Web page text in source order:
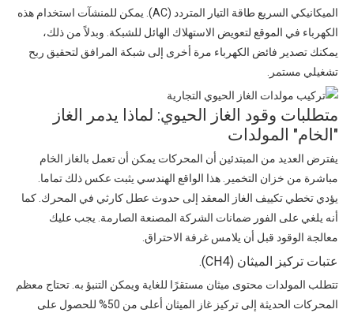
الميكانيكي السريع طاقة التيار المتردد (AC). يمكن للمنشآت استخدام هذه
الكهرباء في الموقع لتعويض الاستهلاك الهائل للشبكة. وبدلاً من ذلك،
يمكنك تصدير فائض الكهرباء مرة أخرى إلى شبكة المرافق لتحقيق ربح
تشغيلي مستمر.
متطلبات وقود الغاز الحيوي: لماذا يدمر الغاز
"الخام" المولدات
يفترض العديد من المبتدئين أن المحركات يمكن أن تعمل بالغاز الخام
مباشرة من خزان التخمير. هذا الواقع الهندسي يثبت عكس ذلك تماما.
يؤدي تخطي تكييف الغاز المعقد إلى حدوث عطل كارثي في ​​المحرك. كما
أنه يلغي على الفور ضمانات الشركة المصنعة الصارمة. يجب عليك
معالجة الوقود قبل أن يلامس غرفة الاحتراق.
عتبات تركيز الميثان (CH4).
تتطلب المولدات محتوى ميثان مستقرًا للغاية ويمكن التنبؤ به. تحتاج معظم
المحركات الحديثة إلى تركيز غاز الميثان أعلى من 50% للحصول على